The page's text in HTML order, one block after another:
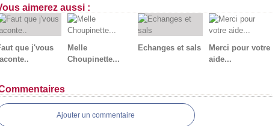
aimerez aussi :
que j'vous
Melle
Choupinette...
Echanges et sals
Merci pour votre
aide...
Ajouter un commentaire